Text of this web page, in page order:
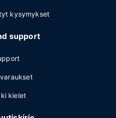
kysymykset
support
kielet